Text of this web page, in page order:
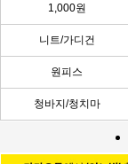
1,000원
니트/가디건
원피스
청바지/청치마